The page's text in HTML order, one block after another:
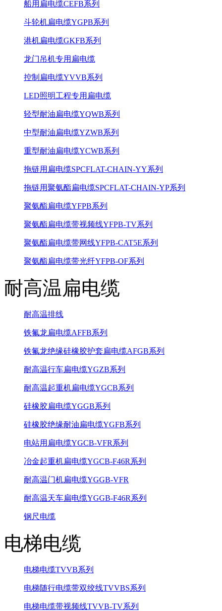
船用扁电缆CEFB系列
斗轮机扁电缆YGPB系列
港机扁电缆GKFB系列
龙门吊机专用扁电缆
控制扁电缆YVVB系列
LED照明工程专用扁电缆
轻型耐油扁电缆YQWB系列
中型耐油扁电缆YZWB系列
重型耐油扁电缆YCWB系列
拖链用扁电缆SPCFLAT-CHAIN-YY系列
拖链用聚氨酯扁电缆SPCFLAT-CHAIN-YP系列
聚氨酯扁电缆YFPB系列
聚氨酯扁电缆带视频线YFPB-TV系列
聚氨酯扁电缆带网线YFPB-CAT5E系列
聚氨酯扁电缆带光纤YFPB-OF系列
耐高温扁电缆
耐高温排线
铁氟龙扁电缆AFFB系列
铁氟龙绝缘硅橡胶护套扁电缆AFGB系列
耐高温行车扁电缆YGZB系列
耐高温起重机扁电缆YGCB系列
硅橡胶扁电缆YGGB系列
硅橡胶绝缘耐油扁电缆YGFB系列
电站用扁电缆YGCB-VFR系列
冶金起重机扁电缆YGCB-F46R系列
耐高温门机扁电缆YGGB-VFR
耐高温天车扁电缆YGGB-F46R系列
钢尺电缆
电梯电缆
电梯电缆TVVB系列
电梯随行电缆带双绞线TVVBS系列
电梯电缆带视频线TVVB-TV系列